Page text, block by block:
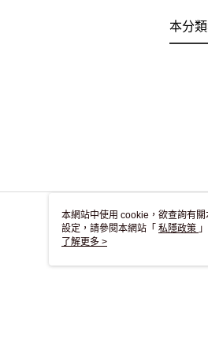
本分
本網站中使用 cookie，欲查詢有
設定，請參閱本網站「 私隱政策
用 cookie。
了解更多 >